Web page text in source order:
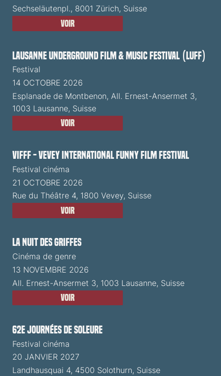
Sechseläutenpl., 8001 Zürich, Suisse
Voir
Lausanne Underground Film & Music Festival (LUFF)
Festival
14 OCTOBRE 2026
Esplanade de Montbenon, All. Ernest-Ansermet 3,
1003 Lausanne, Suisse
Voir
VIFFF - Vevey International Funny Film Festival
Festival cinéma
21 OCTOBRE 2026
Rue du Théâtre 4, 1800 Vevey, Suisse
Voir
La Nuit des Griffes
Cinéma de genre
13 NOVEMBRE 2026
All. Ernest-Ansermet 3, 1003 Lausanne, Suisse
Voir
62e Journées de Soleure
Festival cinéma
20 JANVIER 2027
Landhausquai 4, 4500 Solothurn, Suisse